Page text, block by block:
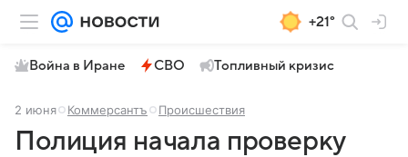
+21°
Война в Иране СВО Топливный кризис
2 июня Коммерсантъ Происшествия
Полиция начала проверку